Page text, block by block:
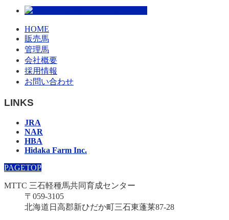
HOME
販売馬
管理馬
会社概要
採用情報
お問い合わせ
LINKS
JRA
NAR
HBA
Hidaka Farm Inc.
PAGETOP
MTTC 三石軽種馬共同育成センター
〒059-3105
北海道日高郡新ひだか町三石東蓬莱87-28